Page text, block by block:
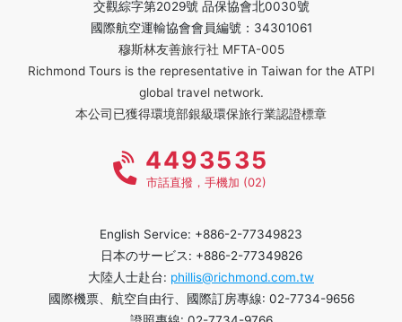
交觀綜字第2029號 品保協會北0030號
國際航空運輸協會會員編號：34301061
穆斯林友善旅行社 MFTA-005
Richmond Tours is the representative in Taiwan for the ATPI
global travel network.
本公司已獲得環境部銀級環保旅行業認證標章
4493535
市話直撥，手機加 (02)
English Service: +886-2-77349823
日本のサービス: +886-2-77349826
大陸人士赴台: phillis@richmond.com.tw
國際機票、航空自由行、國際訂房專線: 02-7734-9656